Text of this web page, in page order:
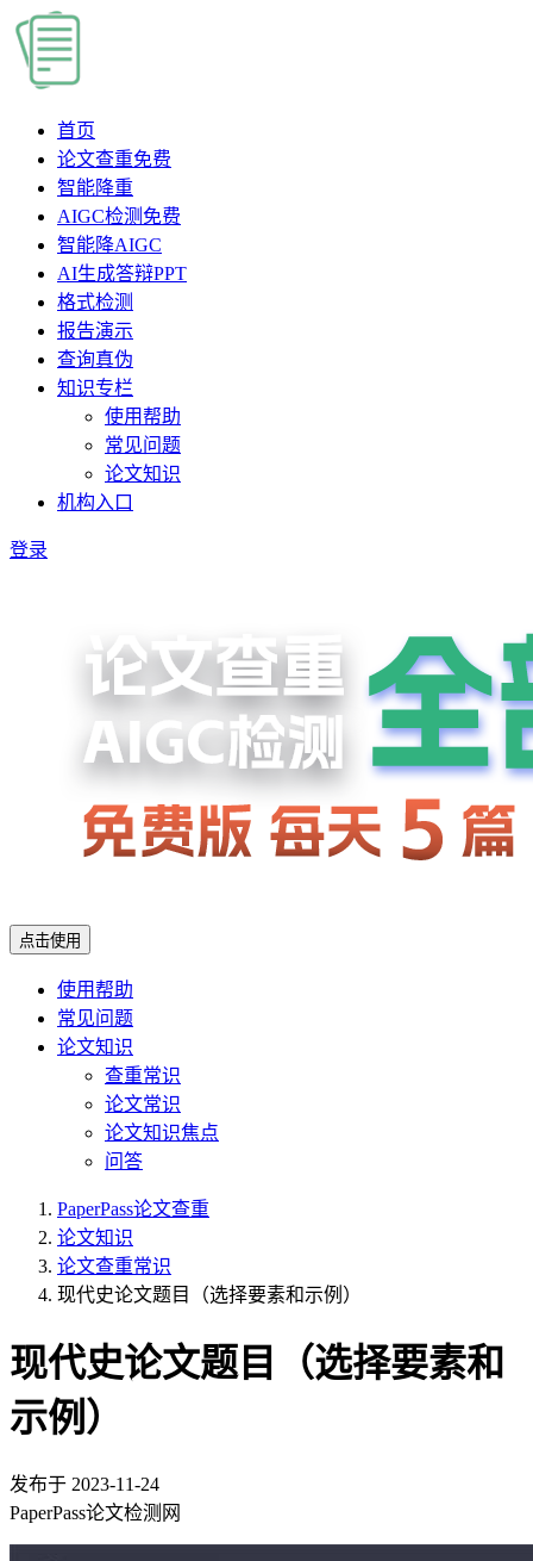
首页
论文查重免费
智能降重
AIGC检测 免费
智能降AIGC
AI生成答辩PPT
格式检测
报告演示
查询真伪
知识专栏
使用帮助
常见问题
论文知识
机构入口
登录
点击使用
使用帮助
常见问题
论文知识
查重常识
论文常识
论文知识焦点
问答
PaperPass论文查重
论文知识
论文查重常识
现代史论文题目（选择要素和示例）
现代史论文题目（选择要素和
示例）
发布于 2023-11-24
PaperPass论文检测网